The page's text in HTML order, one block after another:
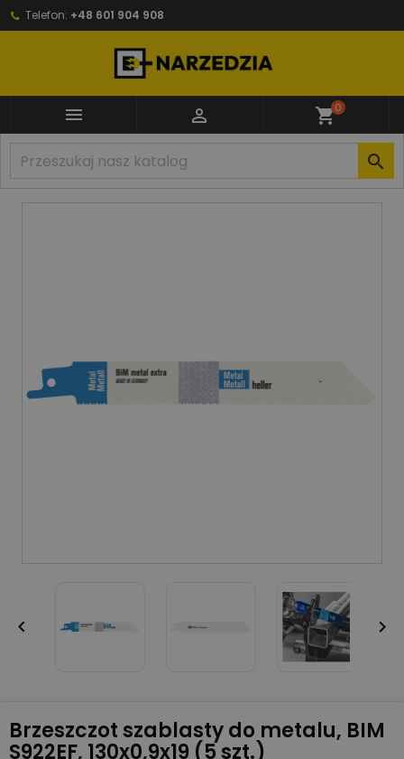
Telefon: +48 601 904 908
  shopping_cart0

 
Brzeszczot szablasty do metalu, BIM
S922EF, 130x0,9x19 (5 szt.)